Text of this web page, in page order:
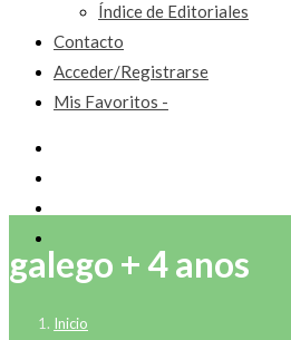
Índice de Editoriales
Contacto
Acceder/Registrarse
Mis Favoritos -
galego + 4 anos
Inicio